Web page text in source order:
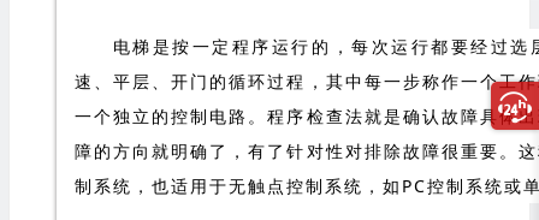
电梯是按一定程序运行的，每次运行都要经过
速、平层、开门的循环过程，其中每一步称作一个工
一个独立的控制电路。程序检查法就是确认故障具体
障的方向就明确了，有了针对性对排除故障很重要。
制系统，也适用于无触点控制系统，如PC控制系统或